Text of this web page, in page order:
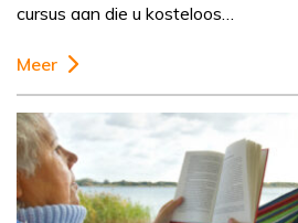
cursus aan die u kosteloos…
Meer